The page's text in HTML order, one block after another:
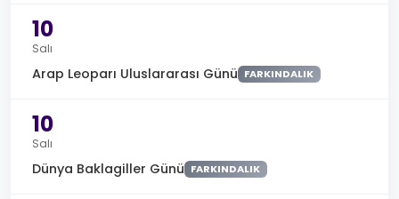
10
Salı
Arap Leoparı Uluslararası Günü FARKINDALIK
10
Salı
Dünya Baklagiller Günü FARKINDALIK